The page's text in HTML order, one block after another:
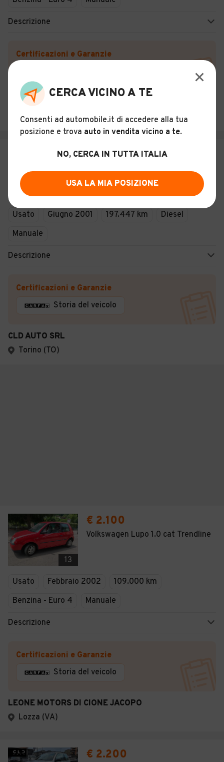
Descrizione
Certificazioni e Garanzie
CRISTALLO SRLS
Mantova (MN)
€ 1.999
Highline
Usato Giugno 2001 197.447 km
Diesel
Manuale
Descrizione
Certificazioni e Garanzie
Storia del veicolo
CLD AUTO SRL
Torino (TO)
13
€ 2.100
Volkswagen Lupo 1.0 cat Trendline
Usato Febbraio 2002
109.000 km
Benzina - Euro 4
Manuale
Descrizione
Certificazioni e Garanzie
Storia del veicolo
LEONE MOTORS DI CIONE JACOPO
Lozza (VA)
€ 2.200
CERCA VICINO A TE
Consenti ad automobile.it di accedere alla tua
posizione e trova auto in vendita vicino a te.
NO, CERCA IN TUTTA ITALIA
USA LA MIA POSIZIONE